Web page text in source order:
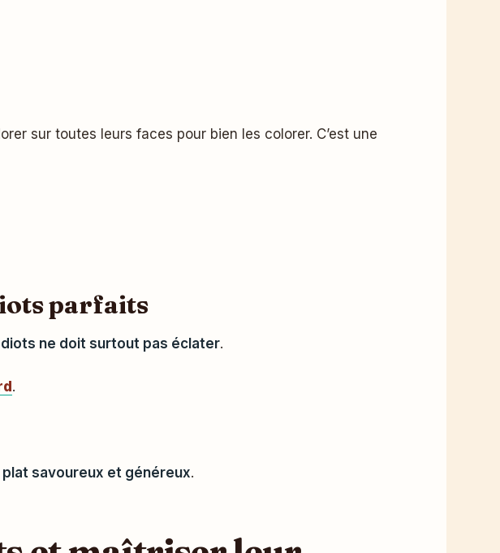
sur toutes leurs faces pour bien les colorer. C’est une
parfaits
diots ne doit surtout pas éclater.
.
plat savoureux et généreux.